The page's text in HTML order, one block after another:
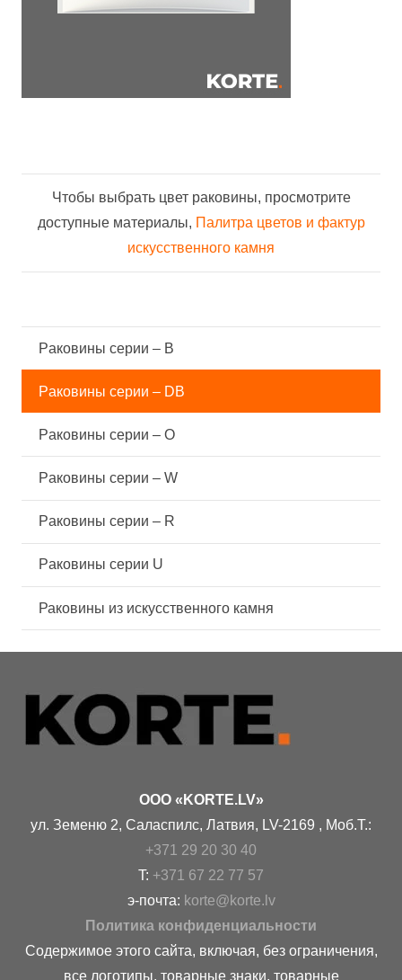
Чтобы выбрать цвет раковины, просмотрите
доступные материалы, Палитра цветов и фактур
искусственного камня
Pаковины серии – B
Pаковины серии – DB
Pаковины серии – O
Pаковины серии – W
Pаковины серии – R
Pаковины серии U
Раковины из искусственного камня
OOO «KORTE.LV»
ул. Земеню 2, Саласпилс, Латвия, LV-2169 , Моб.Т.:
+371 29 20 30 40
T: +371 67 22 77 57
э-почта: korte@korte.lv
Политика конфиденциальности
Содержимое этого сайта, включая, без ограничения,
все логотипы, товарные знаки, товарные